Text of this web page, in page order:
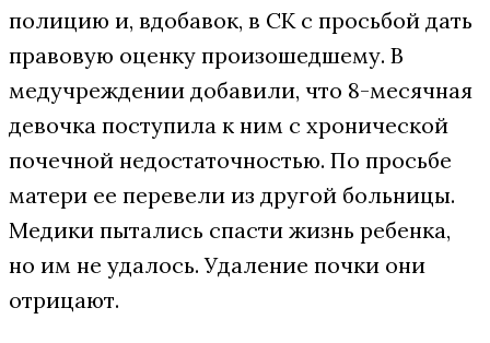
полицию и, вдобавок, в СК с просьбой дать
правовую оценку произошедшему. В
медучреждении добавили, что 8-месячная
девочка поступила к ним с хронической
почечной недостаточностью. По просьбе
матери ее перевели из другой больницы.
Медики пытались спасти жизнь ребенка,
но им не удалось. Удаление почки они
отрицают.